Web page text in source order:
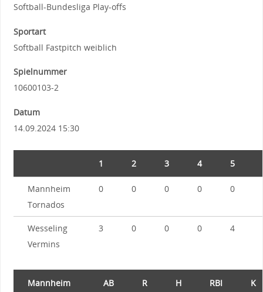
Softball-Bundesliga Play-offs
Sportart
Softball Fastpitch weiblich
Spielnummer
10600103-2
Datum
14.09.2024 15:30
1 2 3 4 5
Mannheim
Tornados
0 0 0 0 0
Wesseling
Vermins
3 0 0 0 4
Mannheim
AB R H RBI K